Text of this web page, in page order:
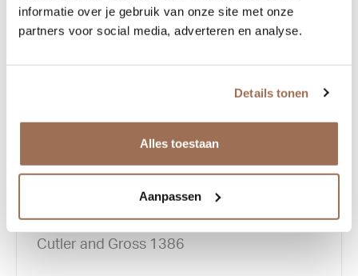
informatie over je gebruik van onze site met onze
partners voor social media, adverteren en analyse.
Details tonen
Alles toestaan
Aanpassen
Cutler and Gross 1386